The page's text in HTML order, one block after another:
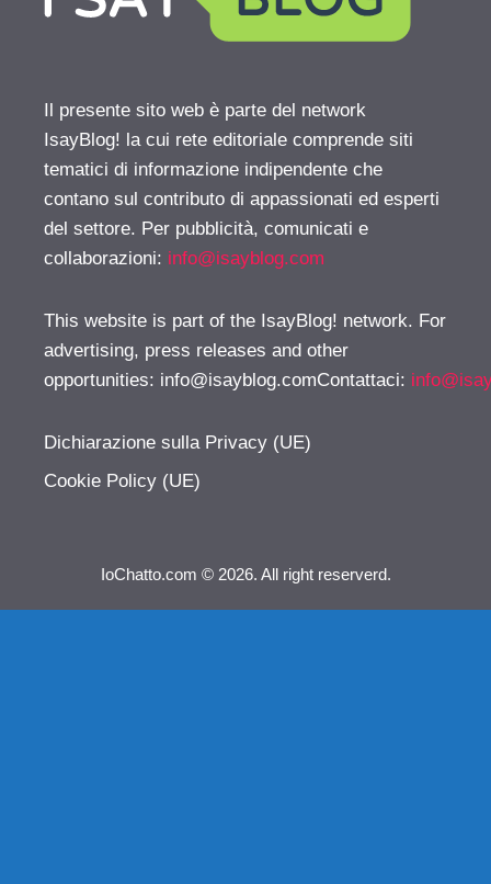
Il presente sito web è parte del network
IsayBlog! la cui rete editoriale comprende siti
tematici di informazione indipendente che
contano sul contributo di appassionati ed esperti
del settore. Per pubblicità, comunicati e
collaborazioni: info@isayblog.com
This website is part of the IsayBlog! network. For
advertising, press releases and other
opportunities: info@isayblog.comContattaci:
Dichiarazione sulla Privacy (UE)
Cookie Policy (UE)
IoChatto.com © 2026. All right reserverd.